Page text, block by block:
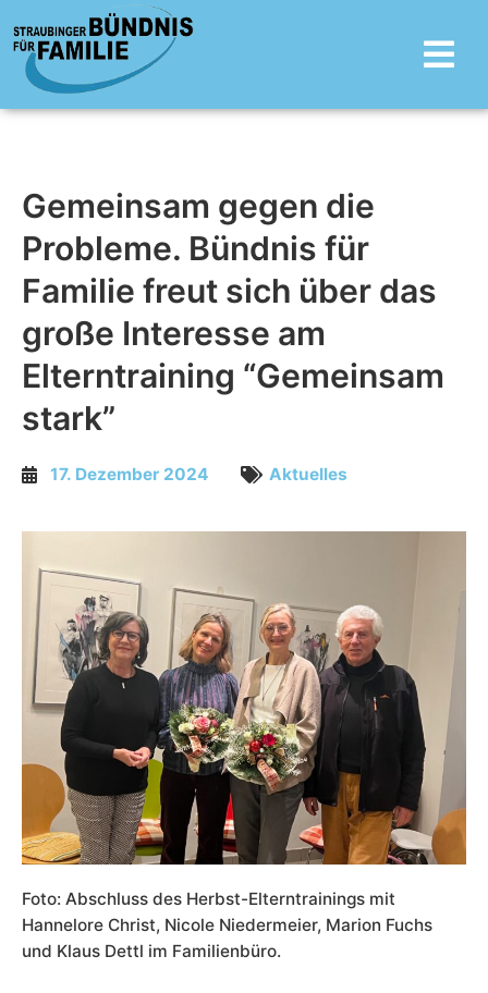
Inhalt
springen
Main
Menu
Gemeinsam gegen die
Probleme. Bündnis für
Familie freut sich über das
große Interesse am
Elterntraining “Gemeinsam
stark”
17. Dezember 2024 Aktuelles
Foto: Abschluss des Herbst-Elterntrainings mit
Hannelore Christ, Nicole Niedermeier, Marion Fuchs
und Klaus Dettl im Familienbüro.